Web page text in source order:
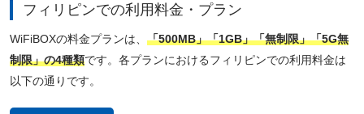
フィリピンでの利用料金・プラン
WiFiBOXの料金プランは、 「500MB」「1GB」「無制限」「5G無
制限」の4種類です。各プランにおけるフィリピンでの利用料金は
以下の通りです。